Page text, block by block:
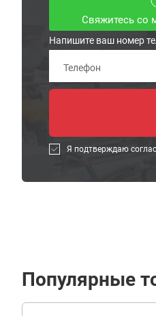
Свяжитесь со
Напишите ваш номер
Я подтверждаю
Популярные